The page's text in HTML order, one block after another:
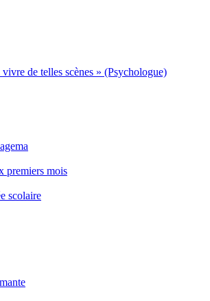
de telles scènes » (Psychologue)
premiers mois
scolaire